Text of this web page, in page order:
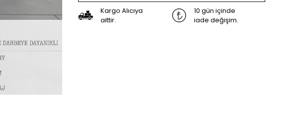
Kargo Alıcıya
aittir.
10 gün içinde
iade değişim.